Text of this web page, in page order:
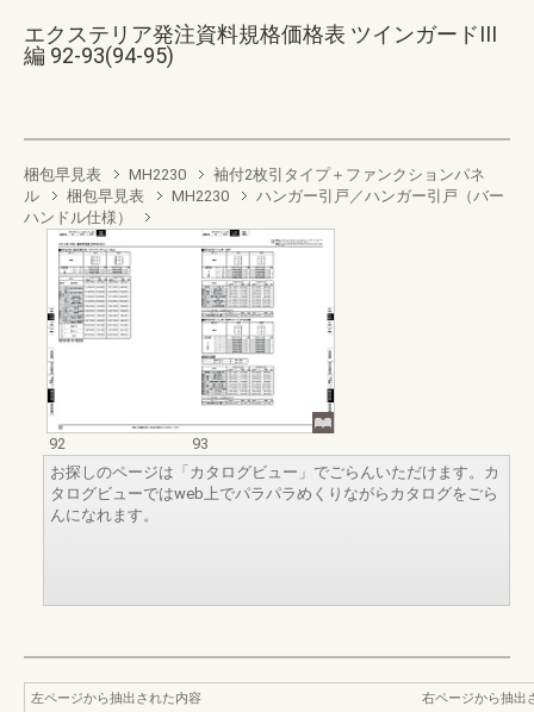
エクステリア発注資料規格価格表 ツインガードIII
編 92-93(94-95)
梱包早見表 MH2230
袖付2枚引タイプ＋ファンクションパネ
ル
梱包早見表 MH2230
ハンガー引戸／ハンガー引戸（バー
ハンドル仕様）
92
93
お探しのページは「カタログビュー」でごらんいただけます。カ
タログビューではweb上でパラパラめくりながらカタログをごら
んになれます。
左ページから抽出された内容
右ページから抽出